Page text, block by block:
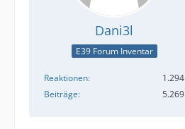
Dani3l
E39 Forum Inventar
Reaktionen
1.294
Beiträge
5.269